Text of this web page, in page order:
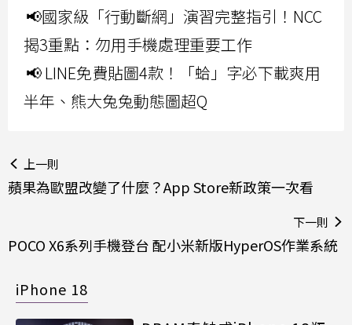
📢國家級「行動斷網」演習完整指引！NCC
揭3重點：勿用手機處理重要工作
📢 LINE免費貼圖4款！「蛤」字必下載爽用
半年、熊大兔兔動態圖超Q
上一則
蘋果為歐盟改變了什麼？App Store新政策一次看
下一則
POCO X6系列手機登台 配小米新版HyperOS作業系統
iPhone 18